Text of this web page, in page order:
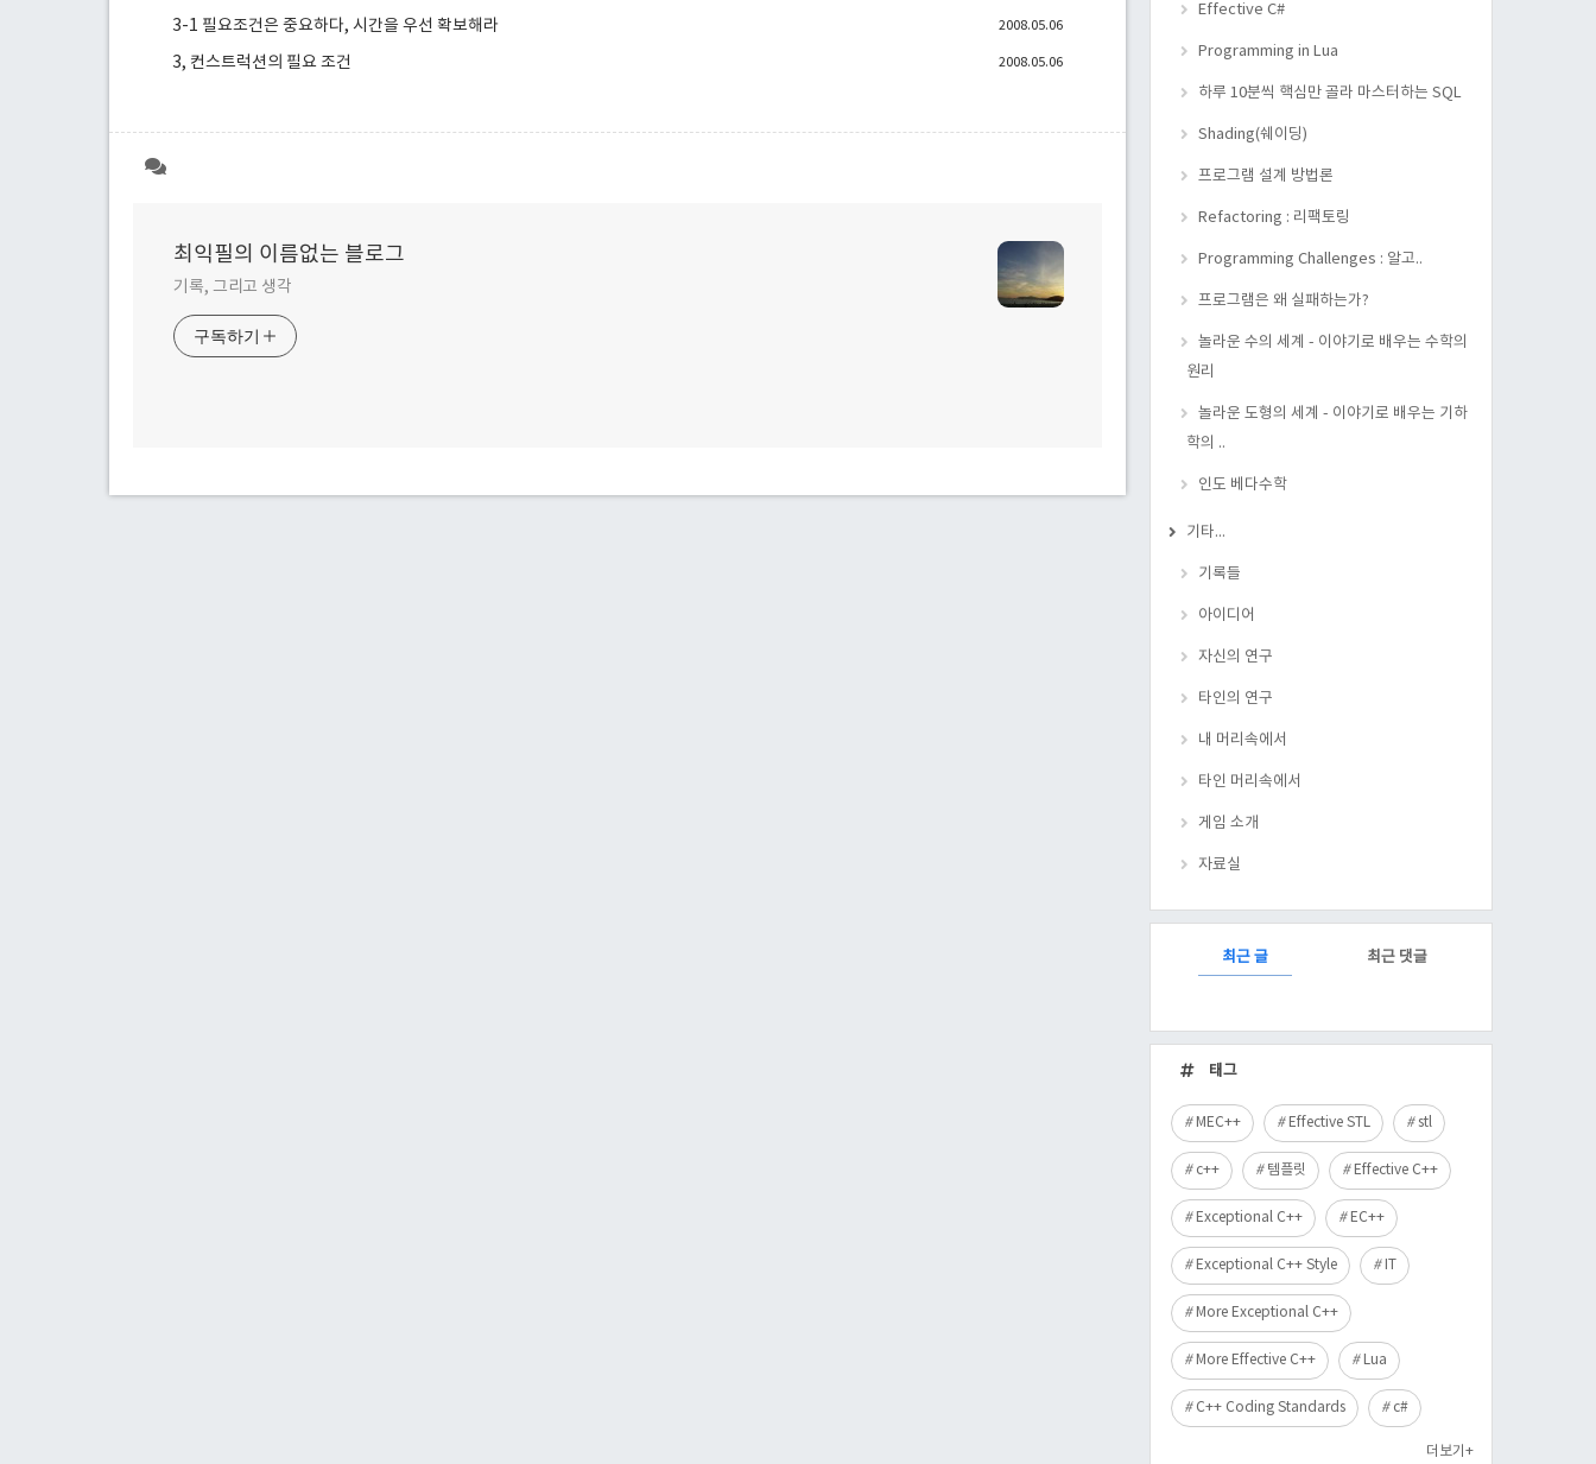
3-1 필요조건은 중요하다, 시간을 우선 확보해라 2008.05.06
3, 컨스트럭션의 필요 조건 2008.05.06
최익필의 이름없는 블로그
기록, 그리고 생각
구독하기
Effective C#
Programming in Lua
하루 10분씩 핵심만 골라 마스터하는 SQL
Shading(쉐이딩)
프로그램 설계 방법론
Refactoring : 리팩토링
Programming Challenges : 알고..
프로그램은 왜 실패하는가?
놀라운 수의 세계 - 이야기로 배우는 수학의
원리
놀라운 도형의 세계 - 이야기로 배우는 기하
학의 ..
인도 베다수학
기타...
기록들
아이디어
자신의 연구
타인의 연구
내 머리속에서
타인 머리속에서
게임 소개
자료실
RECENTLY최근 글 최근 댓글
근
글
태그
MEC++ Effective STL stl
c++ 템플릿 Effective C++
Exceptional C++ EC++
Exceptional C++ Style IT
More Exceptional C++
More Effective C++ Lua
C++ Coding Standards c#
더보기+